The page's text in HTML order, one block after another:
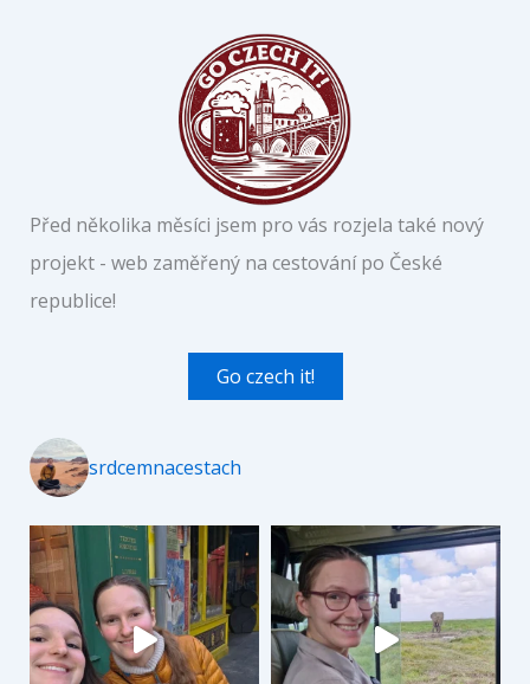
Před několika měsíci jsem pro vás rozjela také nový
projekt - web zaměřený na cestování po České
republice!
Go czech it!
srdcemnacestach